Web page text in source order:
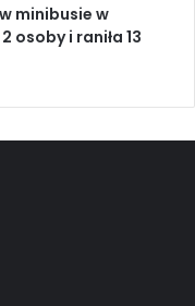
minibusie w
osoby i raniła 13